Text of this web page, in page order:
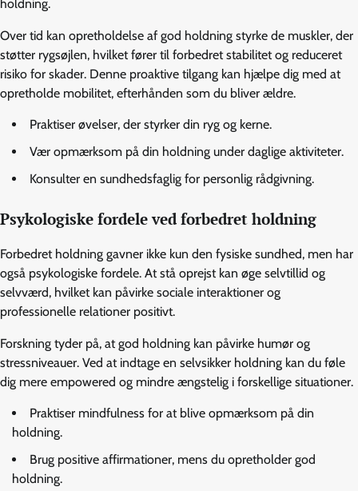
holdning.
Over tid kan opretholdelse af god holdning styrke de muskler, der
støtter rygsøjlen, hvilket fører til forbedret stabilitet og reduceret
risiko for skader. Denne proaktive tilgang kan hjælpe dig med at
opretholde mobilitet, efterhånden som du bliver ældre.
Praktiser øvelser, der styrker din ryg og kerne.
Vær opmærksom på din holdning under daglige aktiviteter.
Konsulter en sundhedsfaglig for personlig rådgivning.
Psykologiske fordele ved forbedret holdning
Forbedret holdning gavner ikke kun den fysiske sundhed, men har
også psykologiske fordele. At stå oprejst kan øge selvtillid og
selvværd, hvilket kan påvirke sociale interaktioner og
professionelle relationer positivt.
Forskning tyder på, at god holdning kan påvirke humør og
stressniveauer. Ved at indtage en selvsikker holdning kan du føle
dig mere empowered og mindre ængstelig i forskellige situationer.
Praktiser mindfulness for at blive opmærksom på din
holdning.
Brug positive affirmationer, mens du opretholder god
holdning.